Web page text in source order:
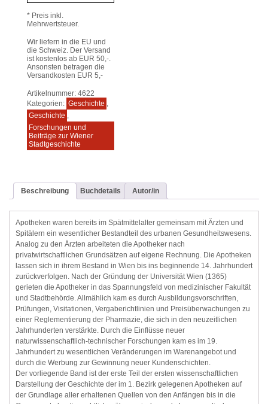
* Preis inkl.
Mehrwertsteuer.
Wir liefern in die EU und
die Schweiz. Der Versand
ist kostenlos ab EUR 50,-.
Ansonsten betragen die
Versandkosten EUR 5,-
Artikelnummer: 4622
Kategorien: Geschichte
Geschichte
Forschungen und
Beiträge zur Wiener
Stadtgeschichte
Beschreibung Buchdetails Autor/in
Apotheken waren bereits im Spätmittelalter gemeinsam mit Ärzten und
Spitälern ein wesentlicher Bestandteil des urbanen Gesundheitswesens.
Analog zu den Ärzten arbeiteten die Apotheker nach
privatwirtschaftlichen Grundsätzen auf eigene Rechnung. Die Apotheken
lassen sich in ihrem Bestand in Wien bis ins beginnende 14. Jahrhundert
zurückverfolgen. Nach der Gründung der Universität Wien (1365)
gerieten die Apotheker in das Spannungsfeld von medizinischer Fakultät
und Stadtbehörde. Allmählich kam es durch Ausbildungsvorschriften,
Prüfungen, Visitationen, Vergaberichtlinien und Preisüberwachungen zu
einer Reglementierung der Pharmazie, die sich in den neuzeitlichen
Jahrhunderten verstärkte. Durch die Einflüsse neuer
naturwissenschaftlich-technischer Forschungen kam es im 19.
Jahrhundert zu wesentlichen Veränderungen im Warenangebot und
durch die Werbung zur Gewinnung neuer Kundenschichten.
Der vorliegende Band ist der erste Teil der ersten wissenschaftlichen
Darstellung der Geschichte der im 1. Bezirk gelegenen Apotheken auf
der Grundlage aller erhaltenen Quellen von den Anfängen bis in die